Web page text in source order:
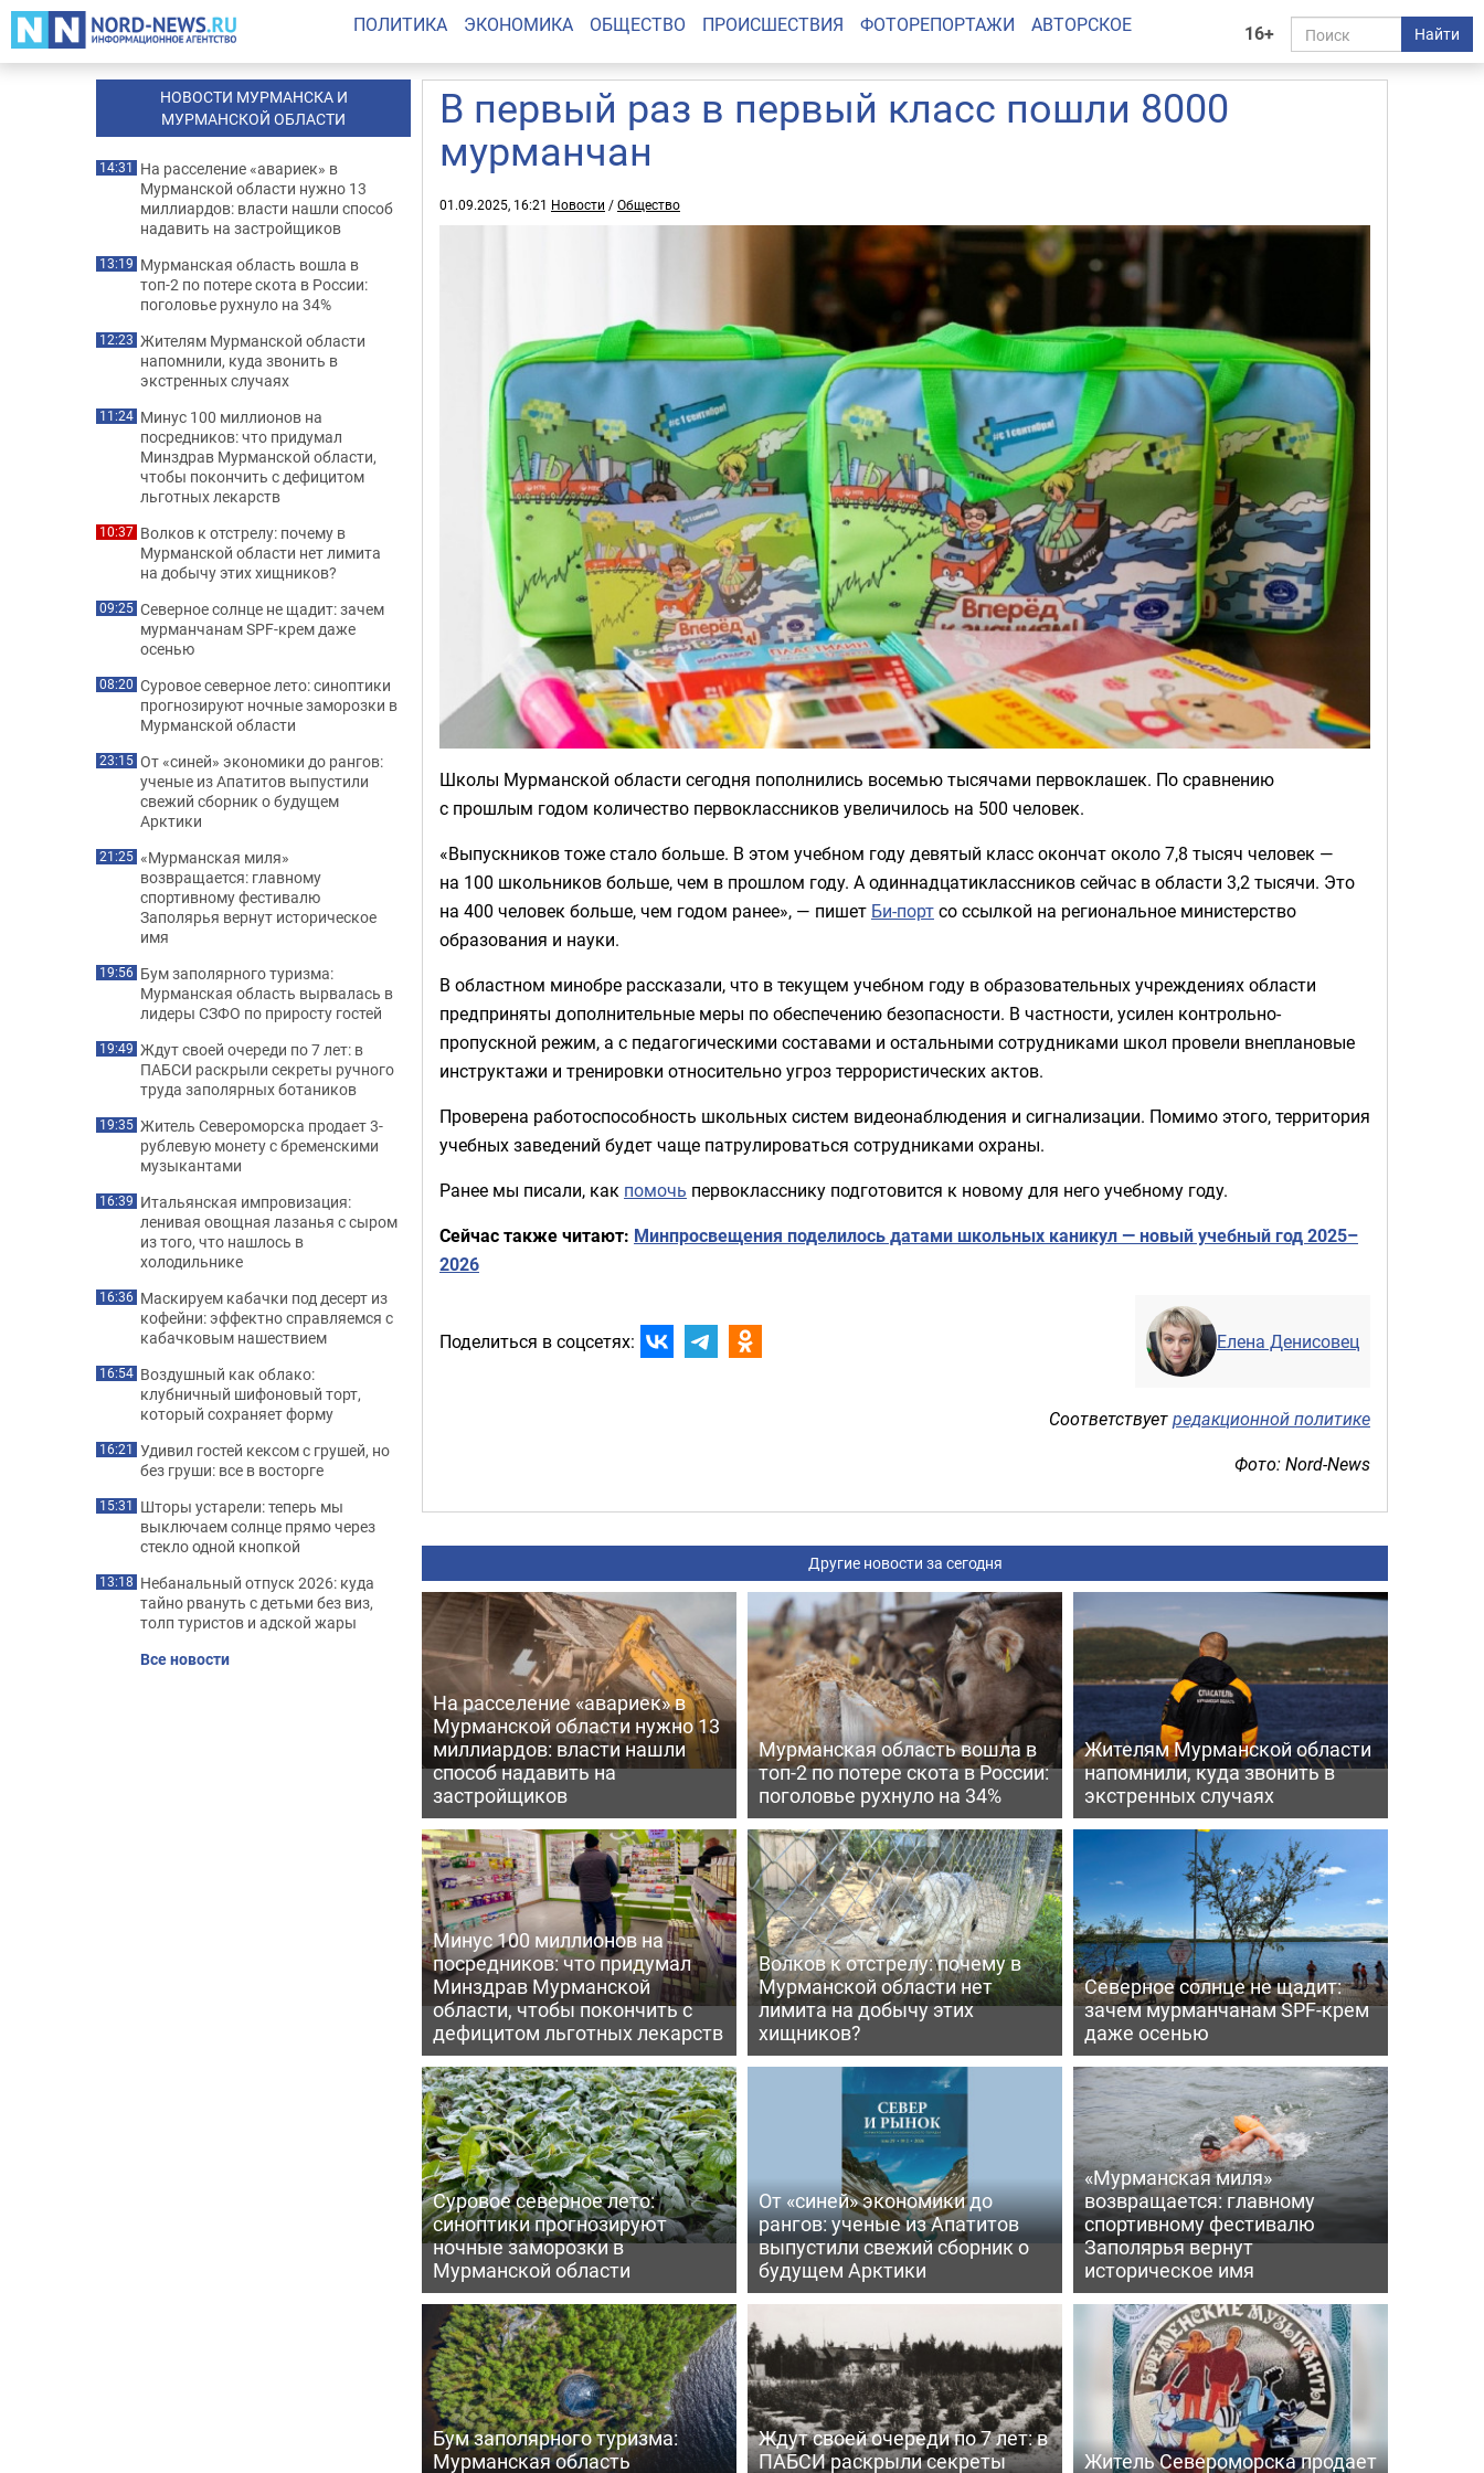
16+ Найти
ПОЛИТИКА ЭКОНОМИКА ОБЩЕСТВО ПРОИСШЕСТВИЯ ФОТОРЕПОРТАЖИ АВТОРСКОЕ
В первый раз в первый класс пошли 8000
мурманчан
01.09.2025, 16:21 Новости /Общество
Школы Мурманской области сегодня пополнились восемью тысячами первоклашек. По сравнению
с прошлым годом количество первоклассников увеличилось на 500 человек.
«Выпускников тоже стало больше. В этом учебном году девятый класс окончат около 7,8 тысяч человек —
на 100 школьников больше, чем в прошлом году. А одиннадцатиклассников сейчас в области 3,2 тысячи. Это
на 400 человек больше, чем годом ранее», — пишет Би-портсо ссылкой на региональное министерство
образования и науки.
В областном минобре рассказали, что в текущем учебном году в образовательных учреждениях области
предприняты дополнительные меры по обеспечению безопасности. В частности, усилен контрольно-
пропускной режим, а с педагогическими составами и остальными сотрудниками школ провели внеплановые
инструктажи и тренировки относительно угроз террористических актов.
Проверена работоспособность школьных систем видеонаблюдения и сигнализации. Помимо этого, территория
учебных заведений будет чаще патрулироваться сотрудниками охраны.
Ранее мы писали, как помочь первокласснику подготовится к новому для него учебному году.
Сейчас также читают: Минпросвещения поделилось датами школьных каникул — новый учебный год 2025–
2026
Поделиться в соцсетях: Елена Денисовец
Соответствуетредакционной политике
Фото: Nord-News
Другие новости за сегодня
На расселение «авариек» в
Мурманской области нужно 13
миллиардов: власти нашли
способ надавить на
застройщиков
Мурманская область вошла в
топ-2 по потере скота в России:
поголовье рухнуло на 34%
Жителям Мурманской области
напомнили, куда звонить в
экстренных случаях
Минус 100 миллионов на
посредников: что придумал
Минздрав Мурманской
области, чтобы покончить с
дефицитом льготных лекарств
Волков к отстрелу: почему в
Мурманской области нет
лимита на добычу этих
хищников?
Северное солнце не щадит:
зачем мурманчанам SPF-крем
даже осенью
Суровое северное лето:
синоптики прогнозируют
ночные заморозки в
Мурманской области
От «синей» экономики до
рангов: ученые из Апатитов
выпустили свежий сборник о
будущем Арктики
«Мурманская миля»
возвращается: главному
спортивному фестивалю
Заполярья вернут
историческое имя
Бум заполярного туризма:
Мурманская область
Ждут своей очереди по 7 лет: в
ПАБСИ раскрыли секреты
Житель Североморска продает
НОВОСТИ МУРМАНСКА И
МУРМАНСКОЙ ОБЛАСТИ
14:31 На расселение «авариек» в
Мурманской области нужно 13
миллиардов: власти нашли способ
надавить на застройщиков
13:19 Мурманская область вошла в
топ-2 по потере скота в России:
поголовье рухнуло на 34%
12:23 Жителям Мурманской области
напомнили, куда звонить в
экстренных случаях
11:24 Минус 100 миллионов на
посредников: что придумал
Минздрав Мурманской области,
чтобы покончить с дефицитом
льготных лекарств
10:37 Волков к отстрелу: почему в
Мурманской области нет лимита
на добычу этих хищников?
09:25 Северное солнце не щадит: зачем
мурманчанам SPF-крем даже
осенью
08:20 Суровое северное лето: синоптики
прогнозируют ночные заморозки в
Мурманской области
23:15 От «синей» экономики до рангов:
ученые из Апатитов выпустили
свежий сборник о будущем
Арктики
21:25 «Мурманская миля»
возвращается: главному
спортивному фестивалю
Заполярья вернут историческое
имя
19:56 Бум заполярного туризма:
Мурманская область вырвалась в
лидеры СЗФО по приросту гостей
19:49 Ждут своей очереди по 7 лет: в
ПАБСИ раскрыли секреты ручного
труда заполярных ботаников
19:35 Житель Североморска продает 3-
рублевую монету с бременскими
музыкантами
16:39 Итальянская импровизация:
ленивая овощная лазанья с сыром
из того, что нашлось в
холодильнике
16:36 Маскируем кабачки под десерт из
кофейни: эффектно справляемся с
кабачковым нашествием
16:54 Воздушный как облако:
клубничный шифоновый торт,
который сохраняет форму
16:21 Удивил гостей кексом с грушей, но
без груши: все в восторге
15:31 Шторы устарели: теперь мы
выключаем солнце прямо через
стекло одной кнопкой
13:18 Небанальный отпуск 2026: куда
тайно рвануть с детьми без виз,
толп туристов и адской жары
Все новости